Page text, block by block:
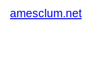
amesclum.net